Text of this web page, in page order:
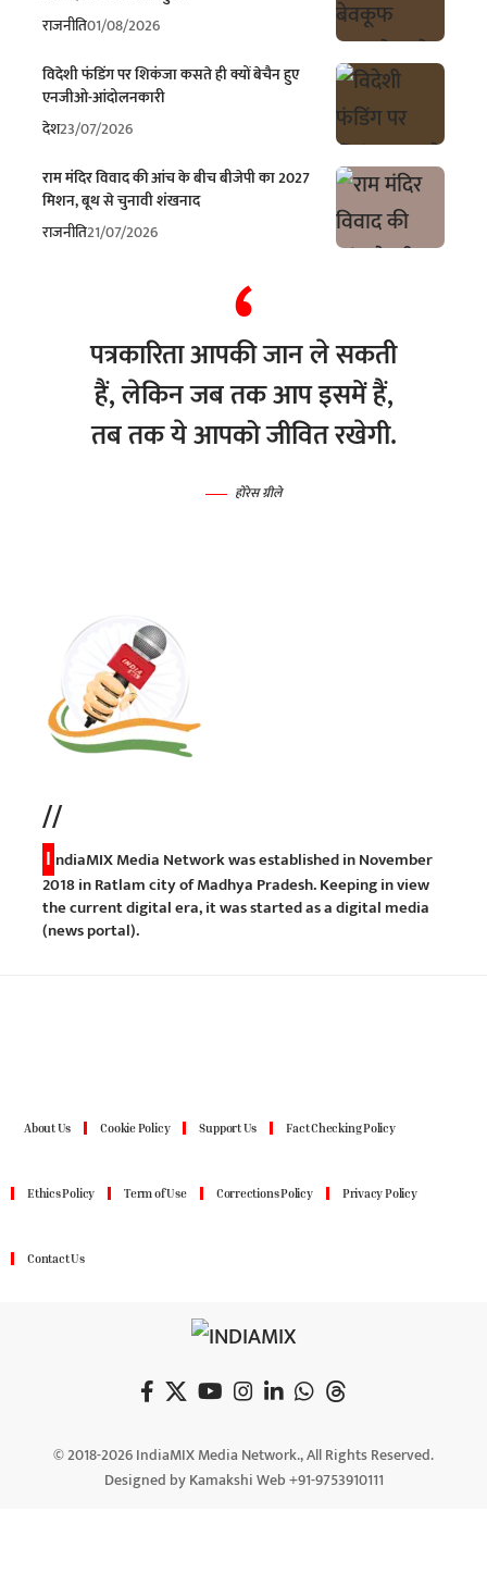
राजनीति01/08/2026
विदेशी फंडिंग पर शिकंजा कसते ही क्यों बेचैन हुए
एनजीओ-आंदोलनकारी
देश23/07/2026
राम मंदिर विवाद की आंच के बीच बीजेपी का 2027
मिशन, बूथ से चुनावी शंखनाद
राजनीति21/07/2026
पत्रकारिता आपकी जान ले सकती
हैं, लेकिन जब तक आप इसमें हैं,
तब तक ये आपको जीवित रखेगी.
होरेस ग्रीले
//
I ndiaMIX Media Network was established in November
2018 in Ratlam city of Madhya Pradesh. Keeping in view
the current digital era, it was started as a digital media
(news portal).
About Us Cookie Policy Support Us Fact Checking Policy
Ethics Policy Term of Use Corrections Policy Privacy Policy
Contact Us
© 2018-2026 IndiaMIX Media Network., All Rights Reserved.
Designed by Kamakshi Web +91-9753910111